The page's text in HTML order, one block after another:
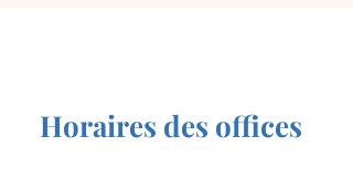
Horaires des offices